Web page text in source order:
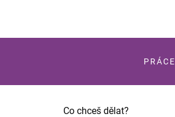
Co chceš dělat?